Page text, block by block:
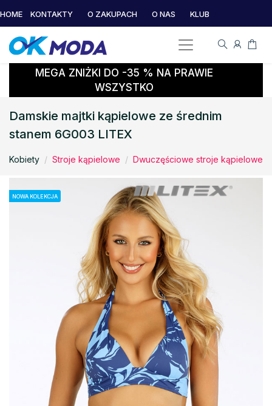
HOME KONTAKTY O ZAKUPACH O NAS KLUB
MEGA ZNIŻKI DO -35 % NA PRAWIE
WSZYSTKO
Damskie majtki kąpielowe ze średnim
stanem 6G003 LITEX
Kobiety Stroje kąpielowe Dwuczęściowe stroje kąpielowe
NOWA KOLEKCJA